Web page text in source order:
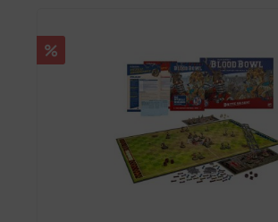
Rabatt
%